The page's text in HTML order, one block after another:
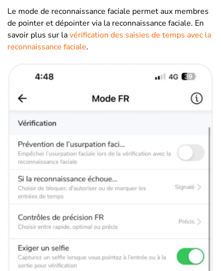
Le mode de reconnaissance faciale permet aux membres
de pointer et dépointer via la reconnaissance faciale. En
savoir plus sur lavérification des saisies de temps avec la
reconnaissance faciale.